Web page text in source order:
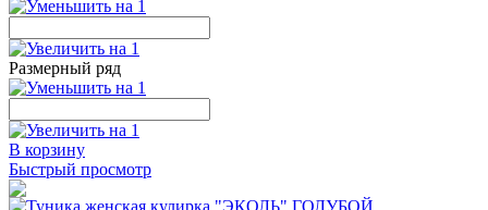
Размерный ряд
В корзину
Быстрый просмотр